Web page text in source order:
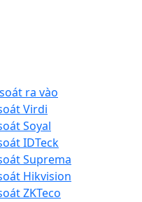
ra vào
Virdi
Soyal
IDTeck
Suprema
Hikvision
ZKTeco